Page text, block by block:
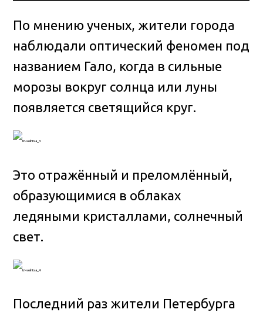
По мнению ученых, жители города
наблюдали оптический феномен под
названием Гало, когда в сильные
морозы вокруг солнца или луны
появляется светящийся круг.
Это отражённый и преломлённый,
образующимися в облаках
ледяными кристаллами, солнечный
свет.
Последний раз жители Петербурга